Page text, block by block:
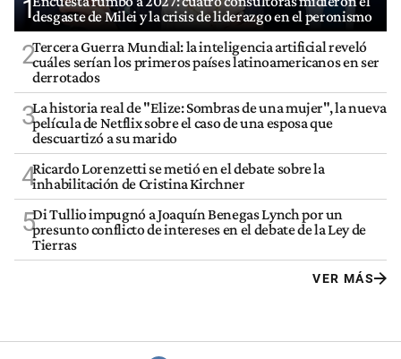
1desgaste de Milei y la crisis de liderazgo en el peronismo
2Tercera Guerra Mundial: la inteligencia artificial reveló
cuáles serían los primeros países latinoamericanos en ser
derrotados
3La historia real de "Elize: Sombras de una mujer", la nueva
película de Netflix sobre el caso de una esposa que
descuartizó a su marido
4Ricardo Lorenzetti se metió en el debate sobre la
inhabilitación de Cristina Kirchner
5Di Tullio impugnó a Joaquín Benegas Lynch por un
presunto conflicto de intereses en el debate de la Ley de
Tierras
VER MÁS